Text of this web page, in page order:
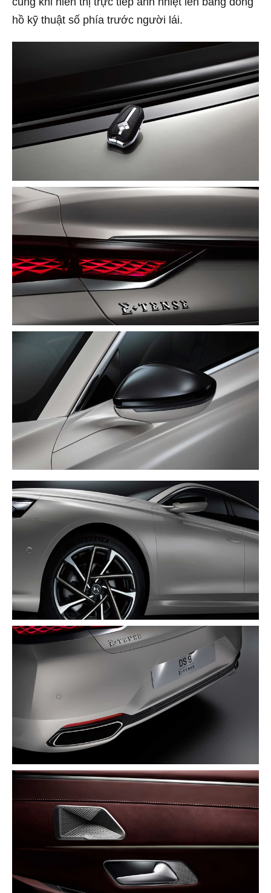
hồ kỹ thuật số phía trước người lái.